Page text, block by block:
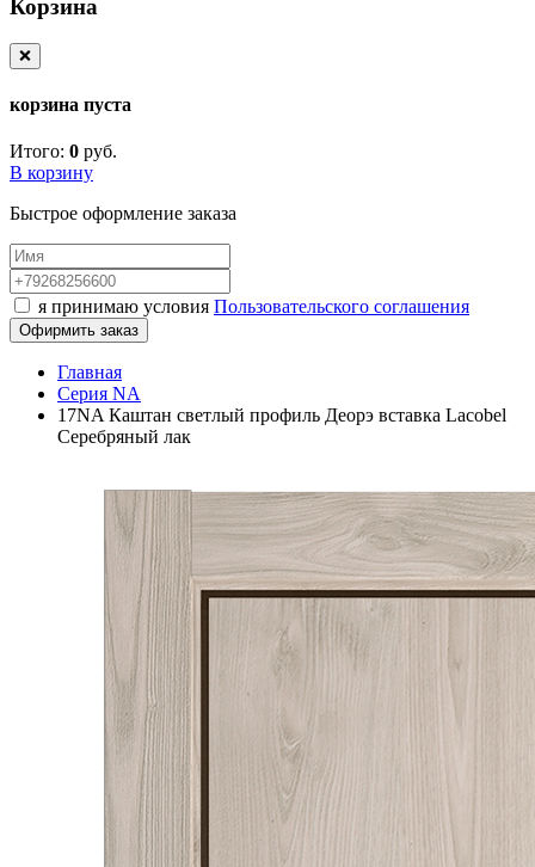
Корзина
❌
корзина пуста
Итого: 0 руб.
В корзину
Быстрое оформление заказа
я принимаю условия Пользовательского соглашения
Офирмить заказ
Главная
Серия NA
17NA Каштан светлый профиль Деорэ вставка Lacobel
Серебряный лак